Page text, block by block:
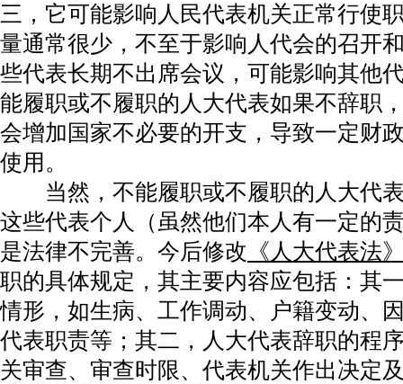
三，它可能影响人民代表机关正常行使
量通常很少，不至于影响人代会的召开
些代表长期不出席会议，可能影响其他
能履职或不履职的人大代表如果不辞职
会增加国家不必要的开支，导致一定财
使用。
当然，不能履职或不履职的人大代表
这些代表个人（虽然他们本人有一定的
是法律不完善。今后修改 《人大代表法
职的具体规定，其主要内容应包括：其
情形，如生病、工作调动、户籍变动、
代表职责等；其二，人大代表辞职的程
关审查、审查时限、代表机关作出决定